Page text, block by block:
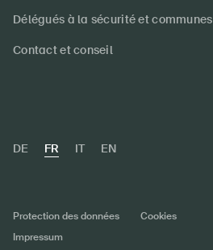
Délégués à la sécurité et communes
Contact et conseil
DE FR IT EN
Protection des données
Cookies
Impressum